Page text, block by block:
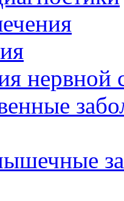
нервной